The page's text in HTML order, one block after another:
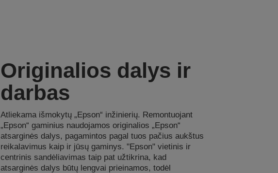
Originalios dalys ir
darbas
Atliekama išmokytų „Epson“ inžinierių. Remontuojant
„Epson“ gaminius naudojamos originalios „Epson“
atsarginės dalys, pagamintos pagal tuos pačius aukštus
reikalavimus kaip ir jūsų gaminys. "Epson" vietinis ir
centrinis sandėliavimas taip pat užtikrina, kad
atsarginės dalys būtų lengvai prieinamos, todėl